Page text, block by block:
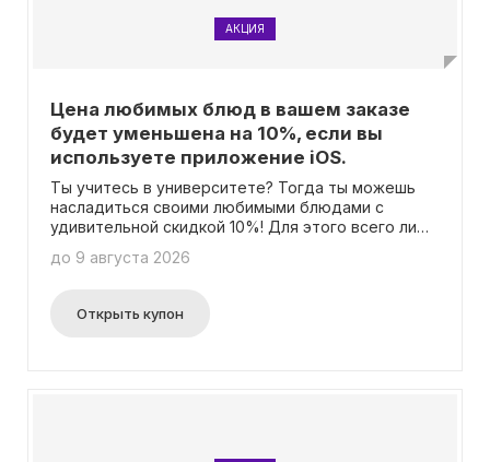
АКЦИЯ
Цена любимых блюд в вашем заказе
будет уменьшена на 10%, если вы
используете приложение iOS.
Ты учитесь в университете? Тогда ты можешь
насладиться своими любимыми блюдами с
удивительной скидкой 10%! Для этого всего лишь
лучшее – это предложение действует на все
Так что выбирай то, что захочешь, и получай
замечательную скидку. Учтите, что для
до 9 августа 2026
Открыть купон